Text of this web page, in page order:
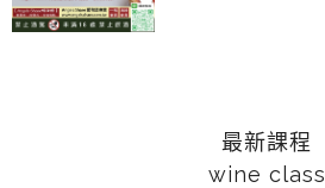
最新課程
wine class